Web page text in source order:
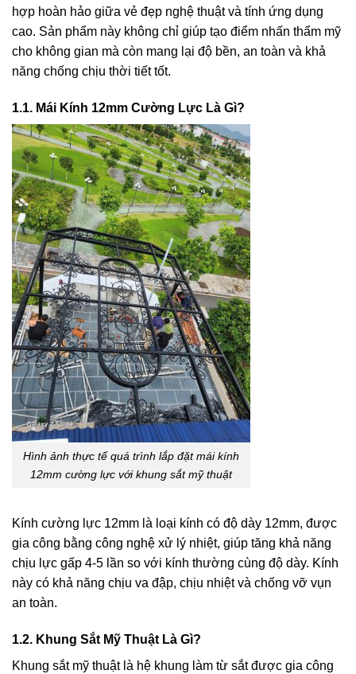
hợp hoàn hảo giữa vẻ đẹp nghệ thuật và tính ứng dụng
cao. Sản phẩm này không chỉ giúp tạo điểm nhấn thẩm mỹ
cho không gian mà còn mang lại độ bền, an toàn và khả
năng chống chịu thời tiết tốt.
1.1. Mái Kính 12mm Cường Lực Là Gì?
Hình ảnh thực tế quá trình lắp đặt mái kính
12mm cường lực với khung sắt mỹ thuật
Kính cường lực 12mm là loại kính có độ dày 12mm, được
gia công bằng công nghệ xử lý nhiệt, giúp tăng khả năng
chịu lực gấp 4-5 lần so với kính thường cùng độ dày. Kính
này có khả năng chịu va đập, chịu nhiệt và chống vỡ vụn
an toàn.
1.2. Khung Sắt Mỹ Thuật Là Gì?
Khung sắt mỹ thuật là hệ khung làm từ sắt được gia công